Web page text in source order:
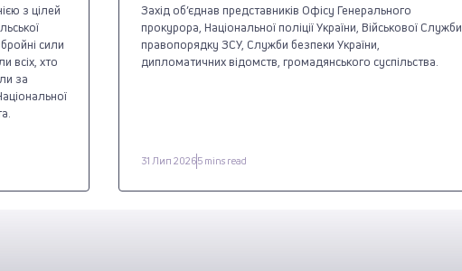
з цілей
сили
всіх, хто
за
Захід об’єднав представників Офісу Генерального
прокурора, Національної поліції України, Військової Служби
правопорядку ЗСУ, Служби безпеки України,
дипломатичних відомств, громадянського суспільства.
31 Лип 20265 mins read